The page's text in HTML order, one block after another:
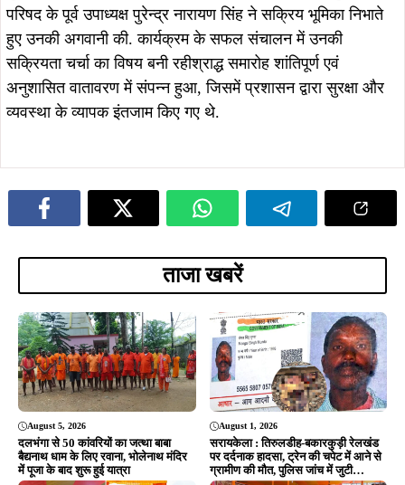
परिषद के पूर्व उपाध्यक्ष पुरेन्द्र नारायण सिंह ने सक्रिय भूमिका निभाते
हुए उनकी अगवानी की. कार्यक्रम के सफल संचालन में उनकी
सक्रियता चर्चा का विषय बनी रहीश्राद्ध समारोह शांतिपूर्ण एवं
अनुशासित वातावरण में संपन्न हुआ, जिसमें प्रशासन द्वारा सुरक्षा और
व्यवस्था के व्यापक इंतजाम किए गए थे.
ताजा खबरें
August 5, 2026
दलभंगा से 50 कांवरियों का जत्था बाबा
बैद्यनाथ धाम के लिए रवाना, भोलेनाथ मंदिर
में पूजा के बाद शुरू हुई यात्रा
August 1, 2026
सरायकेला : तिरुलडीह-बकारकुड़ी रेलखंड
पर दर्दनाक हादसा, ट्रेन की चपेट में आने से
ग्रामीण की मौत, पुलिस जांच में जुटी…